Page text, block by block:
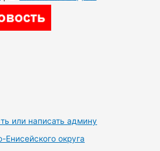
или написать админу
Енисейского округа